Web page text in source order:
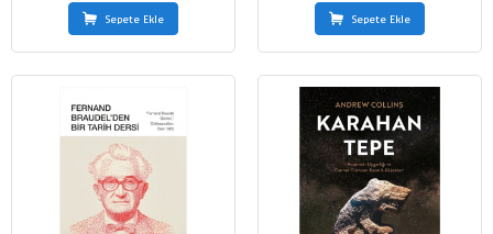
Sepete Ekle Sepete Ekle